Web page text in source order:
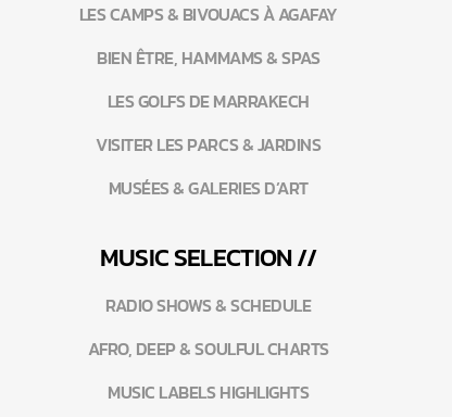
LES CAMPS & BIVOUACS À AGAFAY
BIEN ÊTRE, HAMMAMS & SPAS
LES GOLFS DE MARRAKECH
VISITER LES PARCS & JARDINS
MUSÉES & GALERIES D’ART
MUSIC SELECTION //
RADIO SHOWS & SCHEDULE
AFRO, DEEP & SOULFUL CHARTS
MUSIC LABELS HIGHLIGHTS